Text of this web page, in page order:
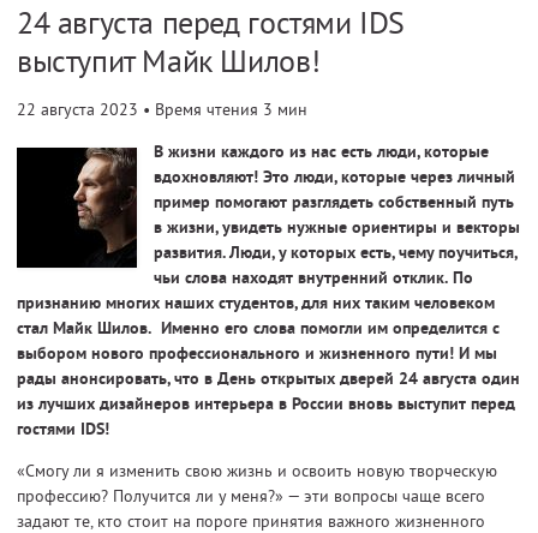
24 августа перед гостями IDS
выступит Майк Шилов!
22 августа 2023 • Время чтения 3 мин
В жизни каждого из нас есть люди, которые
вдохновляют! Это люди, которые через личный
пример помогают разглядеть собственный путь
в жизни, увидеть нужные ориентиры и векторы
развития. Люди, у которых есть, чему поучиться,
чьи слова находят внутренний отклик. По
признанию многих наших студентов, для них таким человеком
стал Майк Шилов. Именно его слова помогли им определится с
выбором нового профессионального и жизненного пути! И мы
рады анонсировать, что в День открытых дверей 24 августа один
из лучших дизайнеров интерьера в России вновь выступит перед
гостями IDS!
«Смогу ли я изменить свою жизнь и освоить новую творческую
профессию? Получится ли у меня?» — эти вопросы чаще всего
задают те, кто стоит на пороге принятия важного жизненного